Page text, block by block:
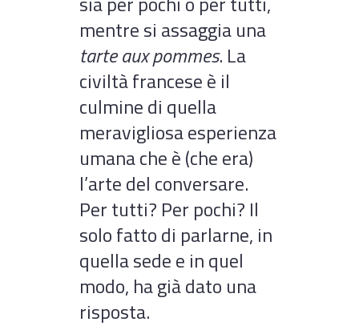
mentre si assaggia una
tarte aux pommes. La
civiltà francese è il
culmine di quella
meravigliosa esperienza
umana che è (che era)
l’arte del conversare.
Per tutti? Per pochi? Il
solo fatto di parlarne, in
quella sede e in quel
modo, ha già dato una
risposta.